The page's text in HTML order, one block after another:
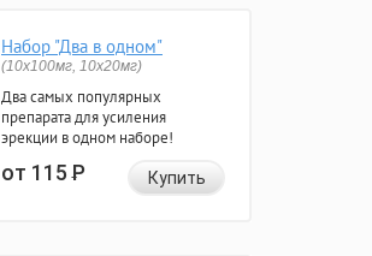
Набор "Два в одном"
(10x100мг, 10x20мг)
Два самых популярных
препарата для усиления
эрекции в одном наборе!
от 115Р Купить